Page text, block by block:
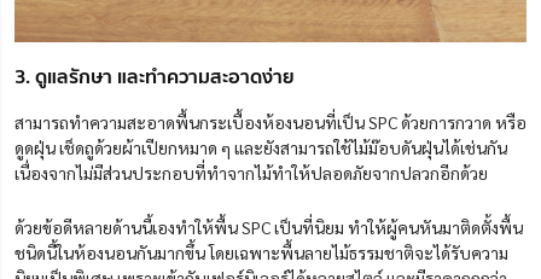
3. ดูแลรักษา และทำความสะอาดง่าย
สามารถทำความสะอาดพื้นกระเบื้องห้องนอนที่เป็น SPCด้วยการกวาด หรือ
ดูดฝุ่น เช็ดถูด้วยผ้าเปียกหมาด ๆ และยังสามารถใช้ไม้ม๊อบดันฝุ่นได้เช่นกัน
เนื่องจากไม่มีส่วนประกอบที่ทำจากไม้ทำให้ปลอดภัยจากปลวกอีกด้วย
ด้วยข้อดีหลายด้านนี้เองทำให้พื้น SPC เป็นที่นิยม ทำให้ผู้คนหันมาติดตั้งพื้น
ชนิดนี้ในห้องนอนกันมากขึ้น โดยเฉพาะพื้นลายไม้ธรรมชาติจะได้รับความ